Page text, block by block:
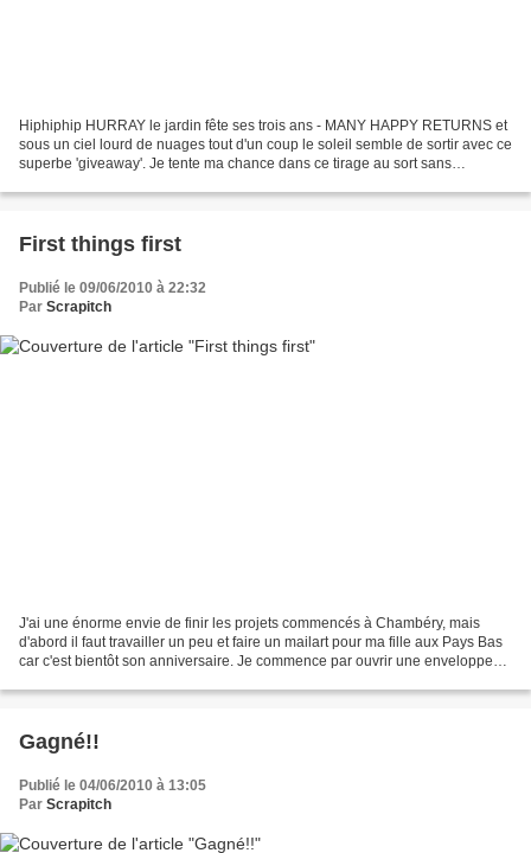
Hiphiphip HURRAY le jardin fête ses trois ans - MANY HAPPY RETURNS et
sous un ciel lourd de nuages tout d'un coup le soleil semble de sortir avec ce
superbe 'giveaway'. Je tente ma chance dans ce tirage au sort sans
First things first
Publié le 09/06/2010 à 22:32
Par Scrapitch
J'ai une énorme envie de finir les projets commencés à Chambéry, mais
d'abord il faut travailler un peu et faire un mailart pour ma fille aux Pays Bas
car c'est bientôt son anniversaire. Je commence par ouvrir une enveloppe
Gagné!!
Publié le 04/06/2010 à 13:05
Par Scrapitch